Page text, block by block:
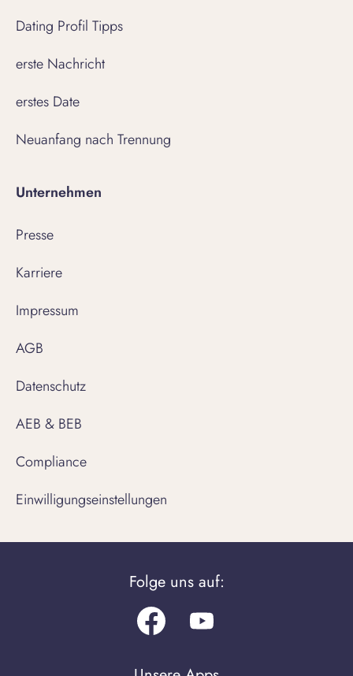
Dating Profil Tipps
erste Nachricht
erstes Date
Neuanfang nach Trennung
Unternehmen
Presse
Karriere
Impressum
AGB
Datenschutz
AEB & BEB
Compliance
Einwilligungseinstellungen
Folge uns auf:
FacebookYoutube.com